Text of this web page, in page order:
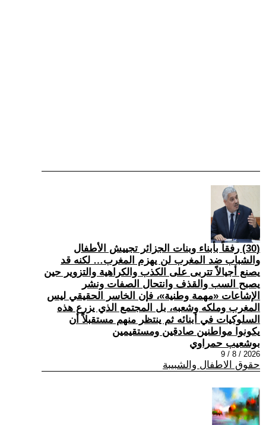
(30) رفقاً بأبناء وبنات الجزائر تجييش الأطفال
والشباب ضد المغرب لن يهزم المغرب… لكنه قد
يصنع أجيالاً تتربى على الكذب والكراهية والتزوير حين
يصبح السب والقذف وانتحال الصفات ونشر
الإشاعات «مهمة وطنية»، فإن الخاسر الحقيقي ليس
المغرب وملكه وشعبه، بل المجتمع الذي يزرع هذه
السلوكيات في أبنائه ثم ينتظر منهم مستقبلاً أن
يكونوا مواطنين صادقين ومستقيمين
بوشعيب حمراوي
2026 / 8 / 9
حقوق الاطفال والشبيبة